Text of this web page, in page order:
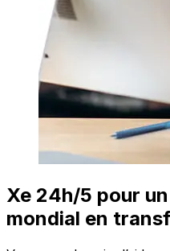
Xe 24h/5 pour
mondial en